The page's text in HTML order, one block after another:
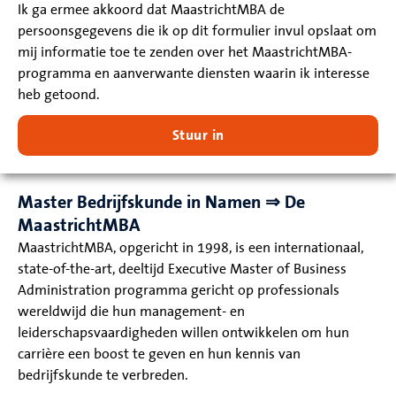
Ik ga ermee akkoord dat MaastrichtMBA de
persoonsgegevens die ik op dit formulier invul opslaat om
mij informatie toe te zenden over het MaastrichtMBA-
programma en aanverwante diensten waarin ik interesse
heb getoond.
Stuur in
Master Bedrijfskunde in Namen ⇒ De
MaastrichtMBA
MaastrichtMBA, opgericht in 1998, is een internationaal,
state-of-the-art, deeltijd Executive Master of Business
Administration programma gericht op professionals
wereldwijd die hun management- en
leiderschapsvaardigheden willen ontwikkelen om hun
carrière een boost te geven en hun kennis van
bedrijfskunde te verbreden.